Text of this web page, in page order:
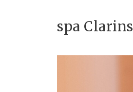
spa Clarins